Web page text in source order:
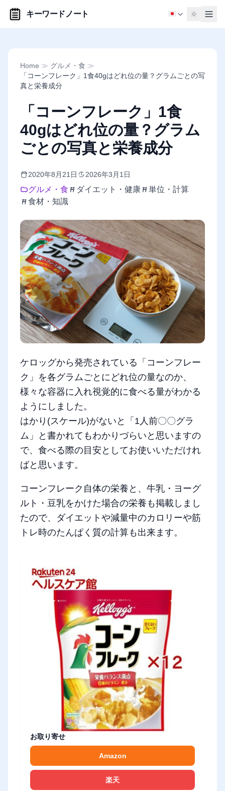
キーワードノート
Home ≫ グルメ・食 ≫
「コーンフレーク」1食40gはどれ位の量？グラムごとの写
真と栄養成分
「コーンフレーク」1食
40gはどれ位の量？グラム
ごとの写真と栄養成分
2020年8月21日 2026年3月1日
グルメ・食 ダイエット・健康
単位・計算
食材・知識
ケロッグから発売されている「コーンフレー
ク」を各グラムごとにどれ位の量なのか、
様々な容器に入れ視覚的に食べる量がわかる
ようにしました。
はかり(スケール)がないと「1人前〇〇グラ
ム」と書かれてもわかりづらいと思いますの
で、食べる際の目安としてお使いいただけれ
ばと思います。
コーンフレーク自体の栄養と、牛乳・ヨーグ
ルト・豆乳をかけた場合の栄養も掲載しまし
たので、ダイエットや減量中のカロリーや筋
トレ時のたんぱく質の計算も出来ます。
お取り寄せ
Amazon
楽天